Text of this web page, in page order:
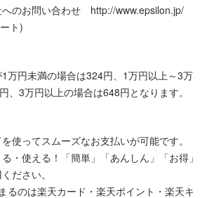
へのお問い合わせ http://www.epsilon.jp/
ト)
万円未満の場合は324円、1万円以上～3万
、3万円以上の場合は648円となります。
使ってスムーズなお支払いが可能です。
・使える！「簡単」「あんしん」「お得」
ださい。
るのは楽天カード・楽天ポイント・楽天キ